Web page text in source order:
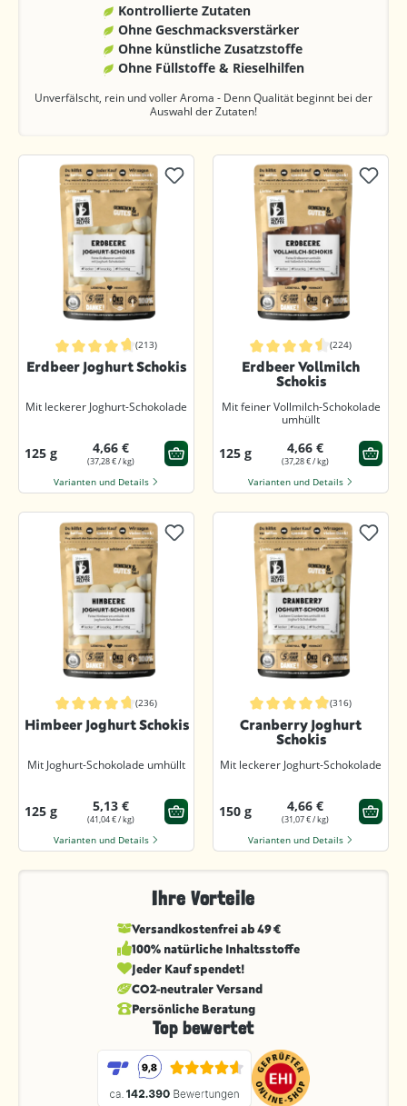
Kontrollierte Zutaten
Ohne Geschmacks­verstärker
Ohne künstliche Zusatzstoffe
Ohne Füllstoffe & Rieselhilfen
Unverfälscht, rein und voller Aroma - Denn Qualität beginnt bei der
Auswahl der Zutaten!
Durchschnittliche Bewertung von 4.7 von 5 Sternen
(213)
Erdbeer Joghurt Schokis
Mit leckerer Joghurt-Schokolade
125 g 4,66 €
(37,28 € / kg)
Varianten und Details
Durchschnittliche Bewertung von
(224)
Erdbeer Vollmilch
Schokis
Mit feiner Vollmilch-Schokolade
umhüllt
125 g 4,66 €
(37,28 € / kg)
Varianten und Details
Durchschnittliche Bewertung von 4.7 von 5 Sternen
(236)
Himbeer Joghurt Schokis
Mit Joghurt-Schokolade umhüllt
125 g 5,13 €
(41,04 € / kg)
Varianten und Details
Durchschnittliche Bewertung von
(316)
Cranberry Joghurt
Schokis
Mit leckerer Joghurt-Schokolade
150 g 4,66 €
(31,07 € / kg)
Varianten und Details
Ihre Vorteile
Versandkostenfrei ab 49 €
100% natürliche Inhaltsstoffe
Jeder Kauf spendet!
CO2-neutraler Versand
Persönliche Beratung
Top bewertet